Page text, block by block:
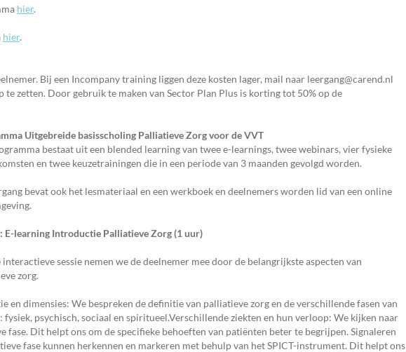
hier.
hier.
Bij een Incompany training liggen deze kosten lager, mail naar leergang@carend.nl
zetten. Door gebruik te maken van Sector Plan Plus is korting tot 50% op de
Uitgebreide basisscholing Palliatieve Zorg voor de VVT
bestaat uit een blended learning van twee e-learnings, twee webinars, vier fysieke
en twee keuzetrainingen die in een periode van 3 maanden gevolgd worden.
bevat ook het lesmateriaal en een werkboek en deelnemers worden lid van een online
E-learning Introductie Palliatieve Zorg (1 uur)
interactieve sessie nemen we de deelnemer mee door de belangrijkste aspecten van
zorg.
en dimensies: We bespreken de definitie van palliatieve zorg en de verschillende fasen van
psychisch, sociaal en spiritueel.Verschillende ziekten en hun verloop: We kijken naar
Dit helpt ons om de specifieke behoeften van patiënten beter te begrijpen. Signaleren
fase kunnen herkennen en markeren met behulp van het SPICT-instrument. Dit helpt ons